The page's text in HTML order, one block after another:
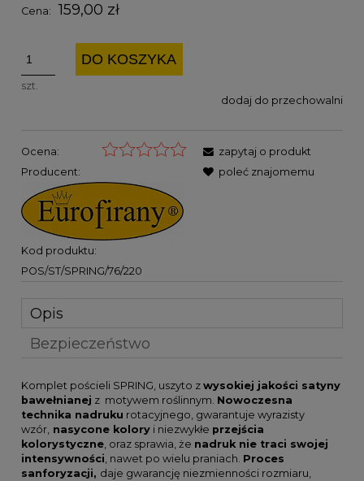
Cena: 159,00 zł
szt.
DO KOSZYKA
dodaj do przechowalni
Ocena:
Producent:
Kod produktu:
POS/ST/SPRING/76/220
zapytaj o produkt
poleć znajomemu
Opis
Bezpieczeństwo
Komplet pościeli SPRING, uszyto z wysokiej jakości satyny
bawełnianej z motywem roślinnym. Nowoczesna
technika nadruku rotacyjnego, gwarantuje wyrazisty
wzór,nasycone koloryi niezwykłe przejścia
kolorystyczne, oraz sprawia, że nadruk nie traci swojej
intensywności, nawet po wielu praniach. Proces
sanforyzacji, daje gwarancję niezmienności rozmiaru,